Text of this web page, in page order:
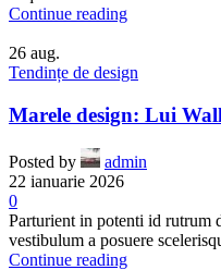
Continue reading
26 aug.
Tendințe de design
Marele design: Lui
Posted by
admin
22 ianuarie 2026
0
Parturient in potenti id rutrum
vestibulum a posuere
Continue reading